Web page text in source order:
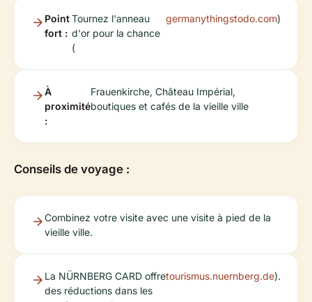
Point
fort :
Tournez l'anneau
d'or pour la chance
(
germanythingstodo.com)
À
proximité
:
Frauenkirche, Château Impérial,
boutiques et cafés de la vieille ville
Conseils de voyage :
Combinez votre visite avec une visite à pied de la
vieille ville.
La NÜRNBERG CARD offre
des réductions dans les
tourismus.nuernberg.de).